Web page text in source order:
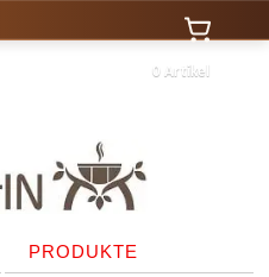
0 Artikel
PRODUKTE